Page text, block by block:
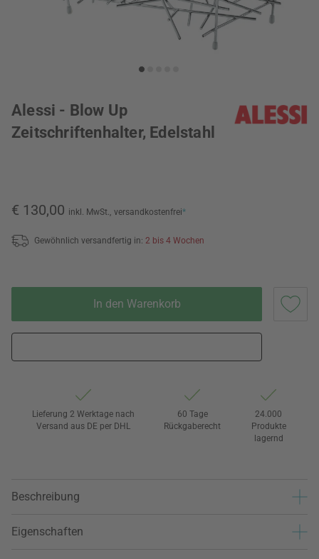
Alessi - Blow Up
Zeitschriftenhalter, Edelstahl
€ 130,00 inkl. MwSt., versandkostenfrei*
Gewöhnlich versandfertig in: 2 bis 4 Wochen
In den Warenkorb
Lieferung 2 Werktage nach
Versand aus DE per DHL
60 Tage
Rückgaberecht
24.000
Produkte
lagernd
Beschreibung
Eigenschaften